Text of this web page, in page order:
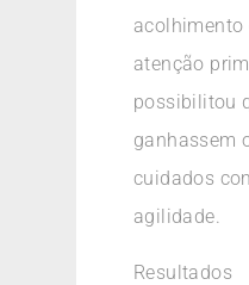
acolhimento
atenção
possibilitou
ganhassem
cuidados
agilidade.
Resultados